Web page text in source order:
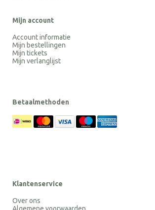
Mijn account
Account informatie
Mijn bestellingen
Mijn tickets
Mijn verlanglijst
Betaalmethoden
Klantenservice
Over ons